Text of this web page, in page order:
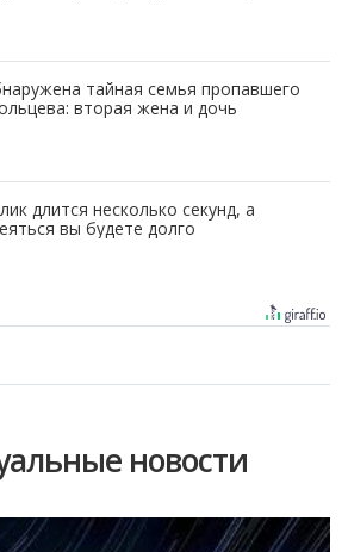
тайная семья пропавшего
вторая жена и дочь
длится несколько секунд, а
вы будете долго
новости